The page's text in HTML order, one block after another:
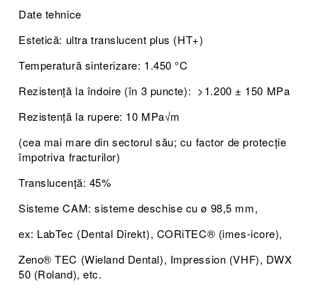
Date tehnice
Estetică: ultra translucent plus (HT+)
Temperatură sinterizare: 1.450 °C
Rezistență la îndoire (în 3 puncte): >1.200 ± 150 MPa
Rezistență la rupere: 10 MPa√m
(cea mai mare din sectorul său; cu factor de protecție
împotriva fracturilor)
Translucență: 45%
Sisteme CAM: sisteme deschise cu ø 98,5 mm,
ex: LabTec (Dental Direkt), CORiTEC® (imes-icore),
Zeno® TEC (Wieland Dental), Impression (VHF), DWX
50 (Roland), etc.